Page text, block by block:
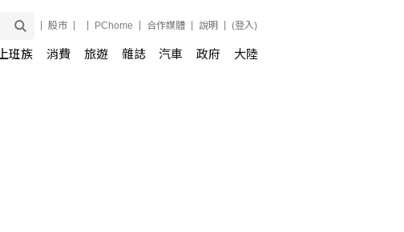
股市 PChome 合作媒體 說明 (登入)
上班族 消費 旅遊 雜誌 汽車 政府 大陸